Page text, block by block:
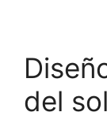
del sol